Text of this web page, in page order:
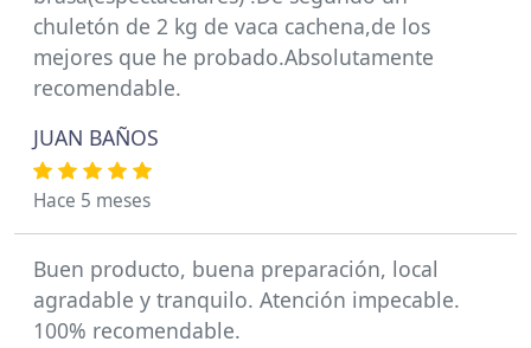
chuletón de 2 kg de vaca cachena,de los
mejores que he probado.Absolutamente
recomendable.
JUAN BAÑOS
Hace 5 meses
Buen producto, buena preparación, local
agradable y tranquilo. Atención impecable.
100% recomendable.